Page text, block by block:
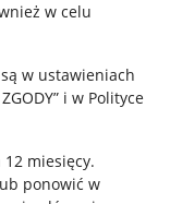
w celu
w ustawieniach
i w Polityce
miesięcy.
ponowić w